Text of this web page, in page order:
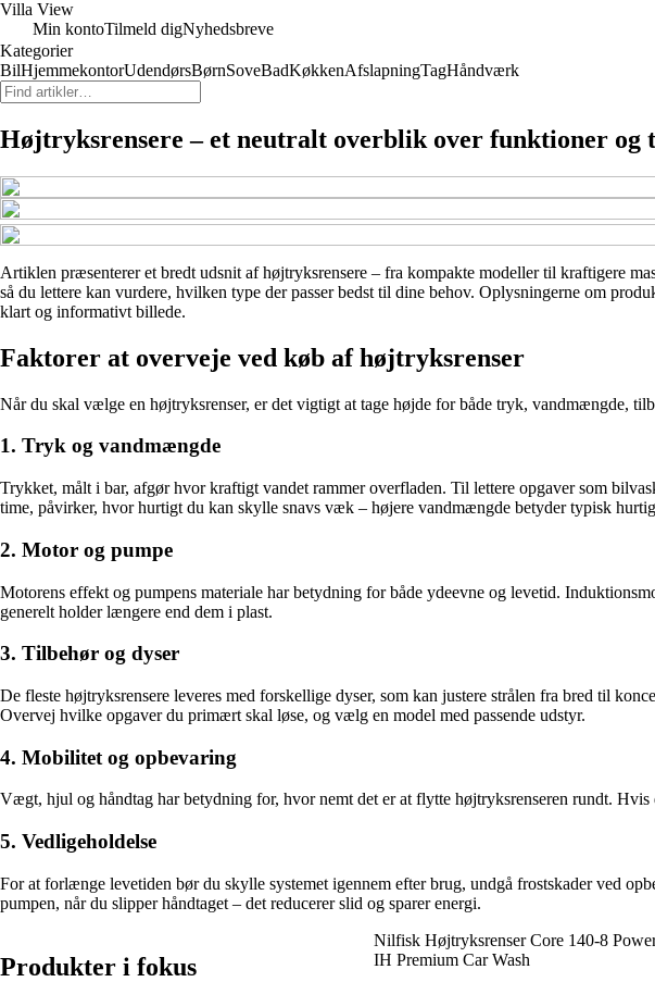
Villa View
Min kontoTilmeld digNyhedsbreve
Kategorier
BilHjemmekontorUdendørsBørnSoveBadKøkkenAfslapningTagHåndværk
Højtryksrensere – et neutralt overblik over funktioner og
Artiklen præsenterer et bredt udsnit af højtryksrensere – fra kompakte modeller til kraftigere
så du lettere kan vurdere, hvilken type der passer bedst til dine behov. Oplysningerne om
klart og informativt billede.
Faktorer at overveje ved køb af højtryksrenser
Når du skal vælge en højtryksrenser, er det vigtigt at tage højde for både tryk, vandmængde,
1. Tryk og vandmængde
Trykket, målt i bar, afgør hvor kraftigt vandet rammer overfladen. Til lettere opgaver som
time, påvirker, hvor hurtigt du kan skylle snavs væk – højere vandmængde betyder typisk
2. Motor og pumpe
Motorens effekt og pumpens materiale har betydning for både ydeevne og levetid.
generelt holder længere end dem i plast.
3. Tilbehør og dyser
De fleste højtryksrensere leveres med forskellige dyser, som kan justere strålen fra bred til
Overvej hvilke opgaver du primært skal løse, og vælg en model med passende udstyr.
4. Mobilitet og opbevaring
Vægt, hjul og håndtag har betydning for, hvor nemt det er at flytte højtryksrenseren rundt.
5. Vedligeholdelse
For at forlænge levetiden bør du skylle systemet igennem efter brug, undgå frostskader ved
pumpen, når du slipper håndtaget – det reducerer slid og sparer energi.
Produkter i fokus
Nilfisk Højtryksrenser Core 140-8
IH Premium Car Wash